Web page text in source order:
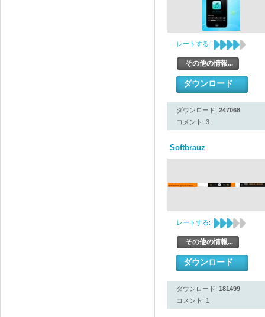
レートする:
その他の情報...
ダウンロード
ダウンロード: 247068
コメント: 3
Softbrauz
レートする:
その他の情報...
ダウンロード
ダウンロード: 181499
コメント: 1